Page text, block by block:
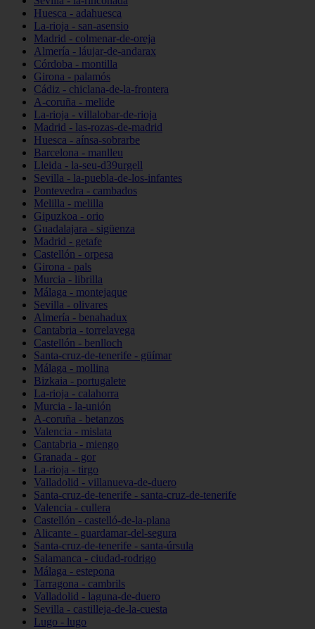
Huesca - adahuesca
La-rioja - san-asensio
Madrid - colmenar-de-oreja
Almería - láujar-de-andarax
Córdoba - montilla
Girona - palamós
Cádiz - chiclana-de-la-frontera
A-coruña - melide
La-rioja - villalobar-de-rioja
Madrid - las-rozas-de-madrid
Huesca - aínsa-sobrarbe
Barcelona - manlleu
Lleida - la-seu-d39urgell
Sevilla - la-puebla-de-los-infantes
Pontevedra - cambados
Melilla - melilla
Gipuzkoa - orio
Guadalajara - sigüenza
Madrid - getafe
Castellón - orpesa
Girona - pals
Murcia - librilla
Málaga - montejaque
Sevilla - olivares
Almería - benahadux
Cantabria - torrelavega
Castellón - benlloch
Santa-cruz-de-tenerife - güímar
Málaga - mollina
Bizkaia - portugalete
La-rioja - calahorra
Murcia - la-unión
A-coruña - betanzos
Valencia - mislata
Cantabria - miengo
Granada - gor
La-rioja - tirgo
Valladolid - villanueva-de-duero
Santa-cruz-de-tenerife - santa-cruz-de-tenerife
Valencia - cullera
Castellón - castelló-de-la-plana
Alicante - guardamar-del-segura
Santa-cruz-de-tenerife - santa-úrsula
Salamanca - ciudad-rodrigo
Málaga - estepona
Tarragona - cambrils
Valladolid - laguna-de-duero
Sevilla - castilleja-de-la-cuesta
Lugo - lugo